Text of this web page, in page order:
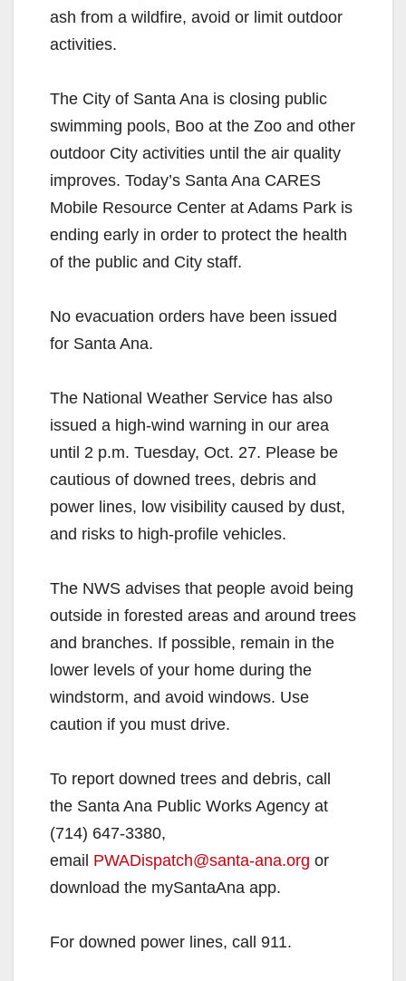
ash from a wildfire, avoid or limit outdoor
activities.
The City of Santa Ana is closing public
swimming pools, Boo at the Zoo and other
outdoor City activities until the air quality
improves. Today’s Santa Ana CARES
Mobile Resource Center at Adams Park is
ending early in order to protect the health
of the public and City staff.
No evacuation orders have been issued
for Santa Ana.
The National Weather Service has also
issued a high-wind warning in our area
until 2 p.m. Tuesday, Oct. 27. Please be
cautious of downed trees, debris and
power lines, low visibility caused by dust,
and risks to high-profile vehicles.
The NWS advises that people avoid being
outside in forested areas and around trees
and branches. If possible, remain in the
lower levels of your home during the
windstorm, and avoid windows. Use
caution if you must drive.
To report downed trees and debris, call
the Santa Ana Public Works Agency at
(714) 647-3380,
email PWADispatch@santa-ana.org or
download the mySantaAna app.
For downed power lines, call 911.